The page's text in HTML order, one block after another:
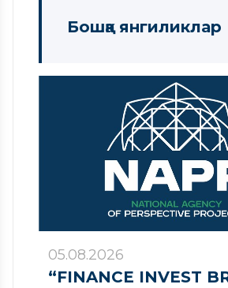
Бошқа янгиликлар
05.08.2026
“FINANCE INVEST